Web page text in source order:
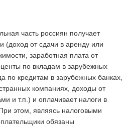
часть россиян получает
(доход от сдачи в аренду или
заработная плата от
по вкладам в зарубежных
по кредитам в зарубежных банках,
компаниях, доходы от
и т.п.) и оплачивает налоги в
этом, являясь налоговыми
обязаны